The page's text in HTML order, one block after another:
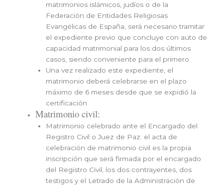
matrimonios islámicos, judíos o de la
Federación de Entidades Religiosas
Evangélicas de España, será necesario tramitar
el expediente previo que concluye con auto de
capacidad matrimonial para los dos últimos
casos, siendo conveniente para el primero.
Una vez realizado este expediente, el
matrimonio deberá celebrarse en el plazo
máximo de 6 meses desde que se expidió la
certificación
Matrimonio civil:
Matrimonio celebrado ante el Encargado del
Registro Civil o Juez de Paz: el acta de
celebración de matrimonio civil es la propia
inscripción que será firmada por el encargado
del Registro Civil, los dos contrayentes, dos
testigos y el Letrado de la Administración de